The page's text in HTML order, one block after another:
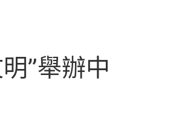
”舉辦中